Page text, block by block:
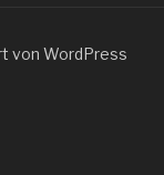
von WordPress